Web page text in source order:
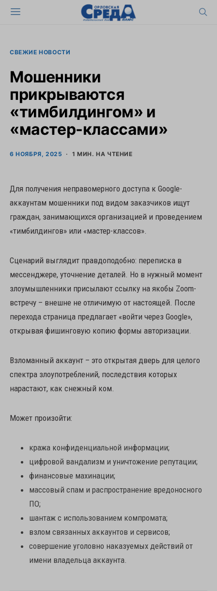
СВЕЖИЕ НОВОСТИ
Мошенники
прикрываются
«тимбилдингом» и
«мастер-классами»
6 НОЯБРЯ, 2025 1 МИН. НА ЧТЕНИЕ
Для получения неправомерного доступа к Google-
аккаунтам мошенники под видом заказчиков ищут
граждан, занимающихся организацией и проведением
«тимбилдингов» или «мастер-классов».
Сценарий выглядит правдоподобно: переписка в
мессенджере, уточнение деталей. Но в нужный момент
злоумышленники присылают ссылку на якобы Zoom-
встречу – внешне не отличимую от настоящей. После
перехода страница предлагает «войти через Google»,
открывая фишинговую копию формы авторизации.
Взломанный аккаунт – это открытая дверь для целого
спектра злоупотреблений, последствия которых
нарастают, как снежный ком.
Может произойти:
кража конфиденциальной информации;
цифровой вандализм и уничтожение репутации;
финансовые махинации;
массовый спам и распространение вредоносного
ПО;
шантаж с использованием компромата;
взлом связанных аккаунтов и сервисов;
совершение уголовно наказуемых действий от
имени владельца аккаунта.